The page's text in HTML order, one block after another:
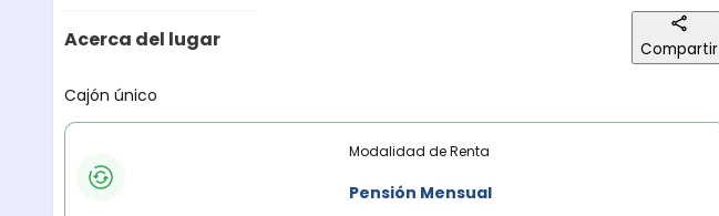
Acerca del lugar Compartir
Descripción del lugar
Cajón único
Modalidades de renta
Modalidad de Renta
Pensión Mensual